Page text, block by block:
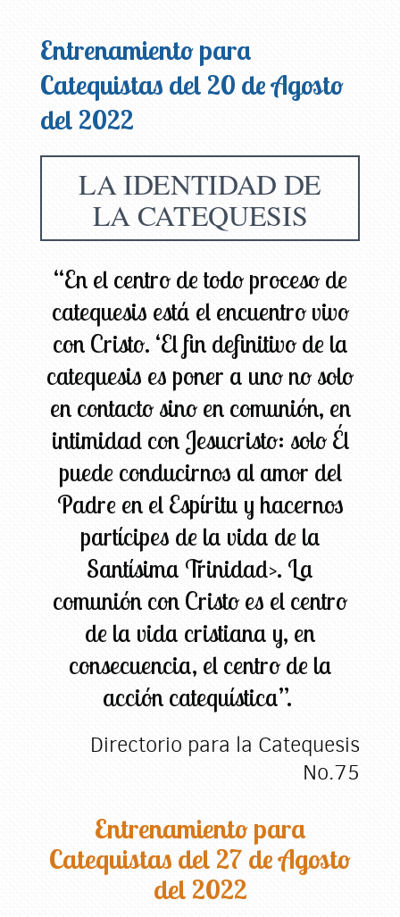
Entrenamiento para
Catequistas del 20 de Agosto
del 2022
LA IDENTIDAD DE
LA CATEQUESIS
“En el centro de todo proceso de
catequesis está el encuentro vivo
con Cristo. ‘El fin definitivo de la
catequesis es poner a uno no solo
en contacto sino en comunión, en
intimidad con Jesucristo: solo Él
puede conducirnos al amor del
Padre en el Espíritu y hacernos
partícipes de la vida de la
Santísima Trinidad>. La
comunión con Cristo es el centro
de la vida cristiana y, en
consecuencia, el centro de la
acción catequística”.
Directorio para la Catequesis
No.75
Entrenamiento para
Catequistas del 27 de Agosto
del 2022